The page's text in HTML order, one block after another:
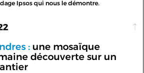
Ipsos qui nous le démontre.
:une mosaïque
découverte sur un